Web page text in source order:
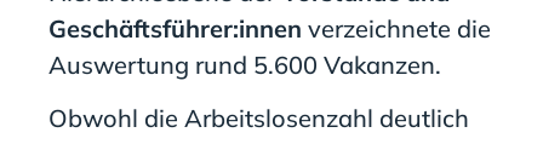
Geschäftsführer:innen verzeichnete die
Auswertung rund 5.600 Vakanzen.
Obwohl die Arbeitslosenzahl deutlich